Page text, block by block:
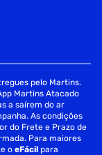
pelo Martins.
Martins Atacado
a saírem do ar
As condições
do Frete e Prazo de
Para maiores
oeFácil para